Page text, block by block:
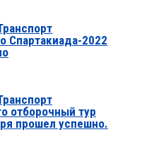
Спартакиада-2022
отборочный тур
прошел успешно.